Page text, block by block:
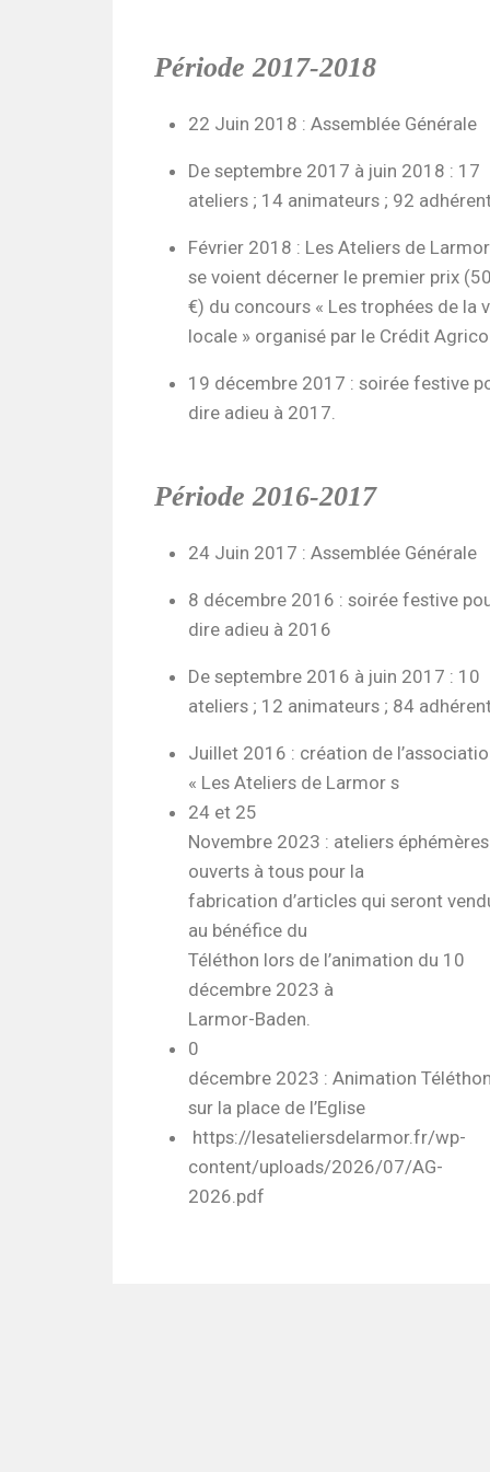
Période 2017-2018
22 Juin 2018 : Assemblée Générale
De septembre 2017 à juin 2018 : 17
ateliers ; 14 animateurs ; 92
Février 2018 : Les Ateliers de Larmor
se voient décerner le premier prix
€) du concours « Les trophées de la
locale » organisé par le Crédit
19 décembre 2017 : soirée festive
dire adieu à 2017.
Période 2016-2017
24 Juin 2017 : Assemblée Générale
8 décembre 2016 : soirée festive
dire adieu à 2016
De septembre 2016 à juin 2017 : 10
ateliers ; 12 animateurs ; 84
Juillet 2016 : création de
« Les Ateliers de Larmor s
24 et 25
Novembre 2023 : ateliers éphémères
ouverts à tous pour la
fabrication d’articles qui seront
au bénéfice du
Téléthon lors de l’animation du 10
décembre 2023 à
Larmor-Baden.
0
décembre 2023 : Animation
sur la place de l’Eglise
https://lesateliersdelarmor.fr/wp-
content/uploads/2026/07/AG-
2026.pdf